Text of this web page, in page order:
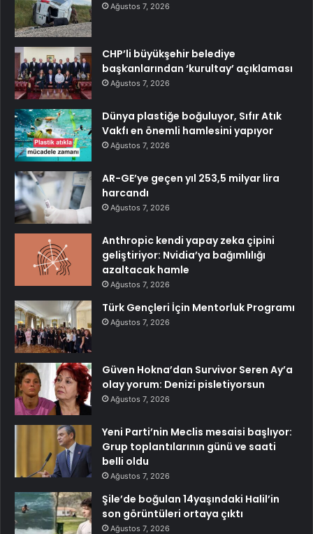
Ağustos 7, 2026
CHP’li büyükşehir belediye
başkanlarından ‘kurultay’ açıklaması
Ağustos 7, 2026
Dünya plastiğe boğuluyor, Sıfır Atık
Vakfı en önemli hamlesini yapıyor
Ağustos 7, 2026
AR-GE’ye geçen yıl 253,5 milyar lira
harcandı
Ağustos 7, 2026
Anthropic kendi yapay zeka çipini
geliştiriyor: Nvidia’ya bağımlılığı
azaltacak hamle
Ağustos 7, 2026
Türk Gençleri İçin Mentorluk Programı
Ağustos 7, 2026
Güven Hokna’dan Survivor Seren Ay’a
olay yorum: Denizi pisletiyorsun
Ağustos 7, 2026
Yeni Parti’nin Meclis mesaisi başlıyor:
Grup toplantılarının günü ve saati
belli oldu
Ağustos 7, 2026
Şile’de boğulan 14yaşındaki Halil’in
son görüntüleri ortaya çıktı
Ağustos 7, 2026